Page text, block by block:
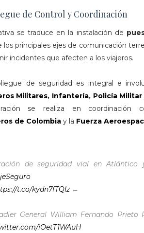
de Control y Coordinación
se traduce en la instalación de
los principales ejes de comunicación
incidentes que afecten a los viajeros.
de seguridad es integral e
Militares, Infantería, Policía Militar
se realiza en coordinación
de Colombia y la Fuerza
de seguridad vial en
t.co/kydn7fTQIz←
General William Fernando Prieto
iOetT1WAuH